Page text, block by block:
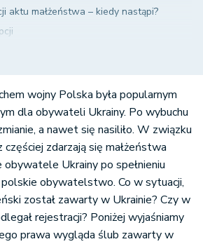
aktu małżeństwa – kiedy nastąpi?
wojny Polska była popularnym
dla obywateli Ukrainy. Po wybuchu
a nawet się nasiliło. W związku
zdarzają się małżeństwa
Ukrainy po spełnieniu
polskie obywatelstwo. Co w sytuacji,
został zawarty w Ukrainie? Czy w
rejestracji? Poniżej wyjaśniamy
prawa wygląda ślub zawarty w